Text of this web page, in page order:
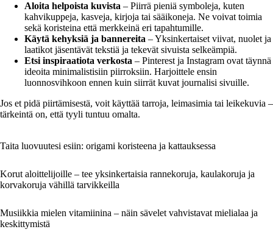
Aloita helpoista kuvista – Piirrä pieniä symboleja, kuten
kahvikuppeja, kasveja, kirjoja tai sääikoneja. Ne voivat toimia
sekä koristeina että merkkeinä eri tapahtumille.
Käytä kehyksiä ja bannereita – Yksinkertaiset viivat, nuolet ja
laatikot jäsentävät tekstiä ja tekevät sivuista selkeämpiä.
Etsi inspiraatiota verkosta – Pinterest ja Instagram ovat täynnä
ideoita minimalistisiin piirroksiin. Harjoittele ensin
luonnosvihkoon ennen kuin siirrät kuvat journalisi sivuille.
Jos et pidä piirtämisestä, voit käyttää tarroja, leimasimia tai leikekuvia –
tärkeintä on, että tyyli tuntuu omalta.
Taita luovuutesi esiin: origami koristeena ja kattauksessa
Korut aloittelijoille – tee yksinkertaisia rannekoruja, kaulakoruja ja
korvakoruja vähillä tarvikkeilla
Musiikkia mielen vitamiinina – näin sävelet vahvistavat mielialaa ja
keskittymistä